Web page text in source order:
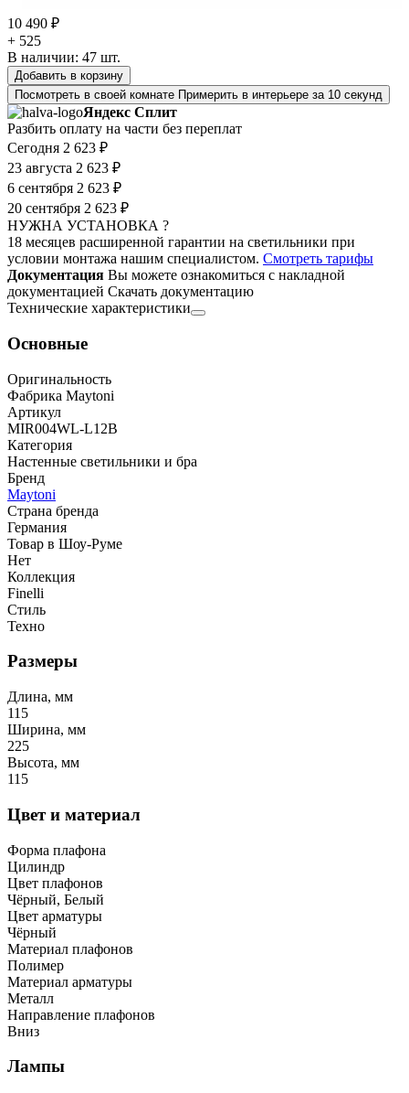
10 490 ₽
+ 525
В наличии: 47 шт.
Добавить в корзину
Посмотреть в своей комнате Примерить в интерьере за 10 секунд
Яндекс Сплит
Разбить оплату на части без переплат
Сегодня 2 623 ₽
23 августа 2 623 ₽
6 сентября 2 623 ₽
20 сентября 2 623 ₽
НУЖНА УСТАНОВКА ?
18 месяцев расширенной гарантии на светильники при
условии монтажа нашим специалистом. Смотреть тарифы
Документация Вы можете ознакомиться с накладной
документацией Скачать документацию
Технические характеристики
Основные
Оригинальность
Фабрика Maytoni
Артикул
MIR004WL-L12B
Категория
Настенные светильники и бра
Бренд
Maytoni
Страна бренда
Германия
Товар в Шоу-Руме
Нет
Коллекция
Finelli
Стиль
Техно
Размеры
Длина, мм
115
Ширина, мм
225
Высота, мм
115
Цвет и материал
Форма плафона
Цилиндр
Цвет плафонов
Чёрный, Белый
Цвет арматуры
Чёрный
Материал плафонов
Полимер
Материал арматуры
Металл
Направление плафонов
Вниз
Лампы